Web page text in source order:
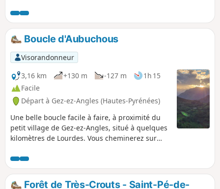
découverte de lieux fréquentés autrefois par les
charbonniers (ahumats) et aujourd'hui par les passionnés
de la forêt de Très-Croutz. Passage près de quelques
grottes remarquables. Attention, il s'agit d'une randonnée
engagée.
Boucle d'Aubuchous
Visorandonneur
3,16 km
+130 m -127 m
1h 15
Facile
Départ à Gez-ez-Angles (Hautes-Pyrénées)
Une belle boucle facile à faire, à proximité du
petit village de Gez-ez-Angles, situé à quelques
kilomètres de Lourdes. Vous cheminerez sur
d'Aubuchous où vous pourrez profiter d'un
large panorama sur le piémont et la chaîne des
Pyrénées, avant de revenir vers le village par un
Forêt de Très-Crouts - Saint-Pé-de-